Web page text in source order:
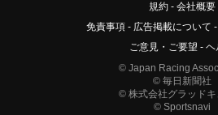
規約
会社概要
免責事項
広告掲載について
ご意見・ご要望
ヘ
© Japan Racing
© 毎日新聞社
© 株式会社グラッド
© Sportsnavi